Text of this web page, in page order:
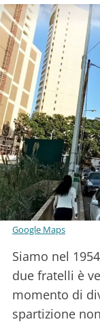
Google Maps
Siamo nel
due fratelli è
momento di
spartizione